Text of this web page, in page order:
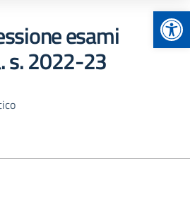
esami
s. 2022-23